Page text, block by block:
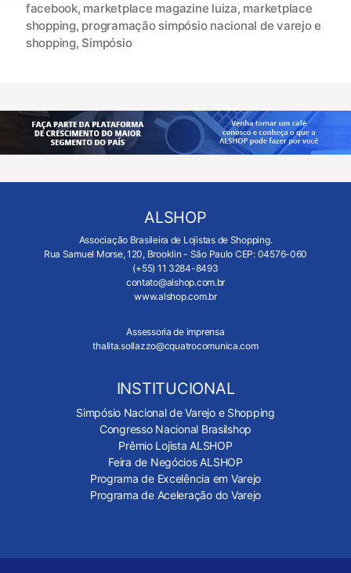
facebook, marketplace magazine luiza, marketplace
shopping, programação simpósio nacional de varejo e
shopping, Simpósio
ALSHOP
Associação Brasileira de Lojistas de Shopping.
Rua Samuel Morse, 120, Brooklin - São Paulo CEP: 04576-060
(+55) 11 3284-8493
contato@alshop.com.br
www.alshop.com.br
Assessoria de imprensa
thalita.sollazzo@cquatrocomunica.com
INSTITUCIONAL
Simpósio Nacional de Varejo e Shopping
Congresso Nacional Brasilshop
Prêmio Lojista ALSHOP
Feira de Negócios ALSHOP
Programa de Excelência em Varejo
Programa de Aceleração do Varejo